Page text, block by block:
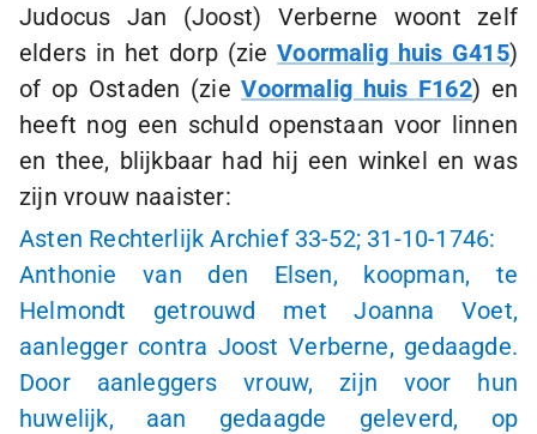
Judocus Jan (Joost) Verberne woont zelf
elders in het dorp (zieVoormalig huis G415)
of op Ostaden (zieVoormalig huis F162) en
heeft nog een schuld openstaan voor linnen
en thee, blijkbaar had hij een winkel en was
zijn vrouw naaister:
Asten Rechterlijk Archief 33-52; 31-10-1746:
Anthonie van den Elsen, koopman, te
Helmondt getrouwd met Joanna Voet,
aanlegger contra Joost Verberne, gedaagde.
Door aanleggers vrouw, zijn voor hun
huwelijk, aan gedaagde geleverd, op